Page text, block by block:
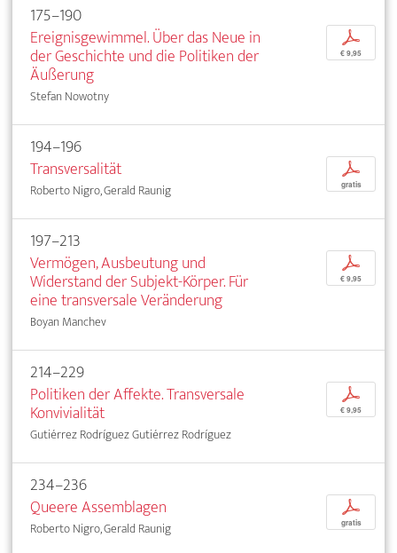
175–190
Ereignisgewimmel. Über das Neue in
der Geschichte und die Politiken der
Äußerung
Stefan Nowotny
p
€ 9,95
194–196
Transversalität
Roberto Nigro, Gerald Raunig
p
gratis
197–213
Vermögen, Ausbeutung und
Widerstand der Subjekt-Körper. Für
eine transversale Veränderung
Boyan Manchev
p
€ 9,95
214–229
Politiken der Affekte. Transversale
Konvivialität
Gutiérrez Rodríguez Gutiérrez Rodríguez
p
€ 9,95
234–236
Queere Assemblagen
Roberto Nigro, Gerald Raunig
p
gratis